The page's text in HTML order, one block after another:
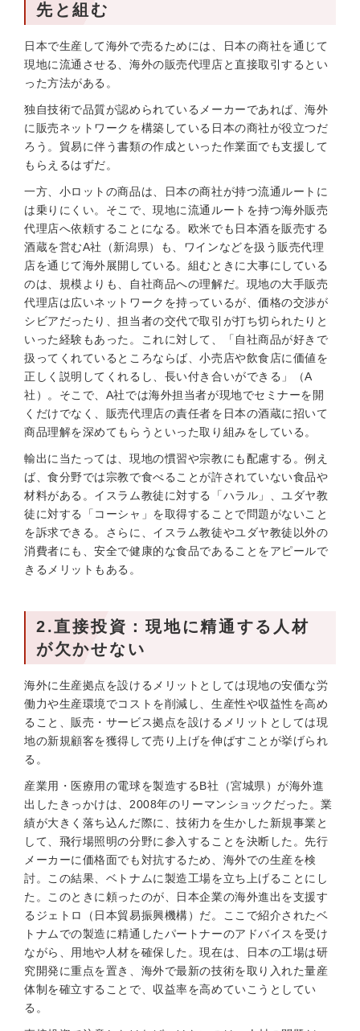
先と組む
日本で生産して海外で売るためには、日本の商社を通じて
現地に流通させる、海外の販売代理店と直接取引するとい
った方法がある。
独自技術で品質が認められているメーカーであれば、海外
に販売ネットワークを構築している日本の商社が役立つだ
ろう。貿易に伴う書類の作成といった作業面でも支援して
もらえるはずだ。
一方、小ロットの商品は、日本の商社が持つ流通ルートに
は乗りにくい。そこで、現地に流通ルートを持つ海外販売
代理店へ依頼することになる。欧米でも日本酒を販売する
酒蔵を営むA社（新潟県）も、ワインなどを扱う販売代理
店を通じて海外展開している。組むときに大事にしている
のは、規模よりも、自社商品への理解だ。現地の大手販売
代理店は広いネットワークを持っているが、価格の交渉が
シビアだったり、担当者の交代で取引が打ち切られたりと
いった経験もあった。これに対して、「自社商品が好きで
扱ってくれているところならば、小売店や飲食店に価値を
正しく説明してくれるし、長い付き合いができる」（A
社）。そこで、A社では海外担当者が現地でセミナーを開
くだけでなく、販売代理店の責任者を日本の酒蔵に招いて
商品理解を深めてもらうといった取り組みをしている。
輸出に当たっては、現地の慣習や宗教にも配慮する。例え
ば、食分野では宗教で食べることが許されていない食品や
材料がある。イスラム教徒に対する「ハラル」、ユダヤ教
徒に対する「コーシャ」を取得することで問題がないこと
を訴求できる。さらに、イスラム教徒やユダヤ教徒以外の
消費者にも、安全で健康的な食品であることをアピールで
きるメリットもある。
2.直接投資：現地に精通する人材
が欠かせない
海外に生産拠点を設けるメリットとしては現地の安価な労
働力や生産環境でコストを削減し、生産性や収益性を高め
ること、販売・サービス拠点を設けるメリットとしては現
地の新規顧客を獲得して売り上げを伸ばすことが挙げられ
る。
産業用・医療用の電球を製造するB社（宮城県）が海外進
出したきっかけは、2008年のリーマンショックだった。業
績が大きく落ち込んだ際に、技術力を生かした新規事業と
して、飛行場照明の分野に参入することを決断した。先行
メーカーに価格面でも対抗するため、海外での生産を検
討。この結果、ベトナムに製造工場を立ち上げることにし
た。このときに頼ったのが、日本企業の海外進出を支援す
るジェトロ（日本貿易振興機構）だ。ここで紹介されたベ
トナムでの製造に精通したパートナーのアドバイスを受け
ながら、用地や人材を確保した。現在は、日本の工場は研
究開発に重点を置き、海外で最新の技術を取り入れた量産
体制を確立することで、収益率を高めていこうとしてい
る。